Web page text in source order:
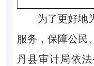
为了更好地
服务，保障公民
丹县审计局依